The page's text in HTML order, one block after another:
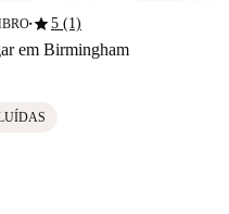
■star5 (1)
em Birmingham